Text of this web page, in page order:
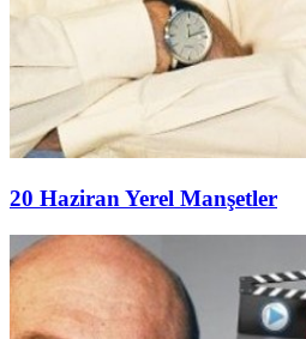
20 Haziran Yerel Manşetler